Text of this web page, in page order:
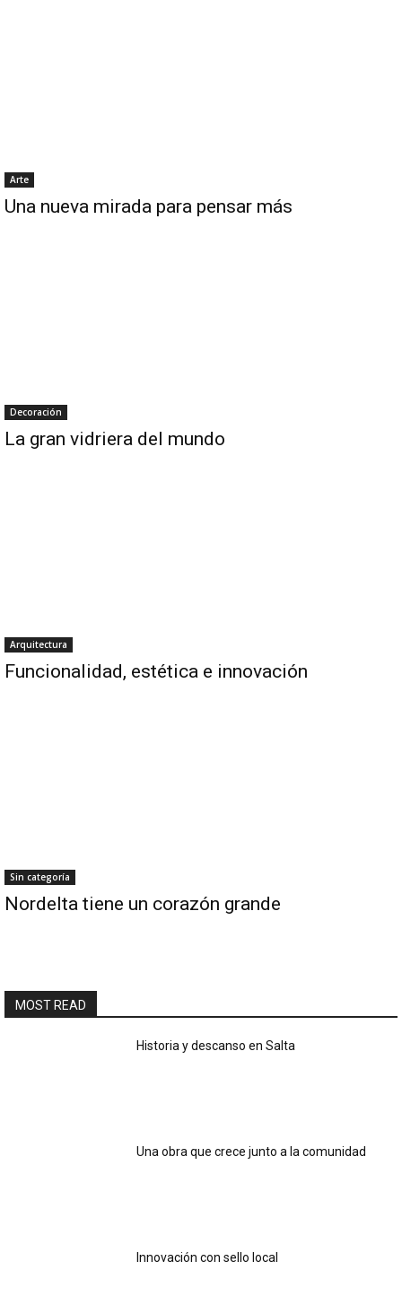
Arte
Una nueva mirada para pensar más
Decoración
La gran vidriera del mundo
Arquitectura
Funcionalidad, estética e innovación
Sin categoría
Nordelta tiene un corazón grande
MOST READ
Historia y descanso en Salta
Una obra que crece junto a la comunidad
Innovación con sello local